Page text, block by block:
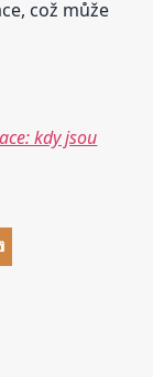
což může
kdy jsou